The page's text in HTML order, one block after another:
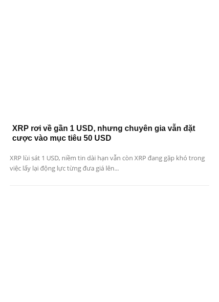
XRP rơi về gần 1 USD, nhưng chuyên gia vẫn đặt
cược vào mục tiêu 50 USD
XRP lùi sát 1 USD, niềm tin dài hạn vẫn còn XRP đang gặp khó trong
việc lấy lại động lực từng đưa giá lên...